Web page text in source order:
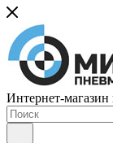
Интернет-магазин